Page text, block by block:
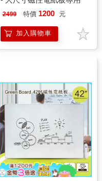
2499 特價 1200 元
加入購物車